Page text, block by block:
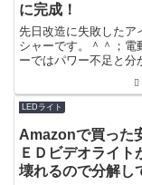
に完成！
先日改造に失敗したア
シャーです。＾＾；電
ーではパワー不足と分
造しました。といって
は丸棒から...
LEDライト
Amazonで買った
ＥＤビデオライト
壊れるので分解し